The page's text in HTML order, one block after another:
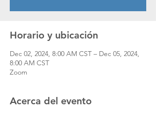
Horario y ubicación
Dec 02, 2024, 8:00 AM CST – Dec 05, 2024,
8:00 AM CST
Zoom
Acerca del evento